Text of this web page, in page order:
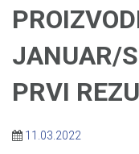
JANUAR/
PRVI
11.03.2022